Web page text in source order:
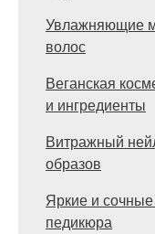
Увлажняющие
волос
Веганская
и ингредиенты
Витражный
образов
Яркие и сочные
педикюра